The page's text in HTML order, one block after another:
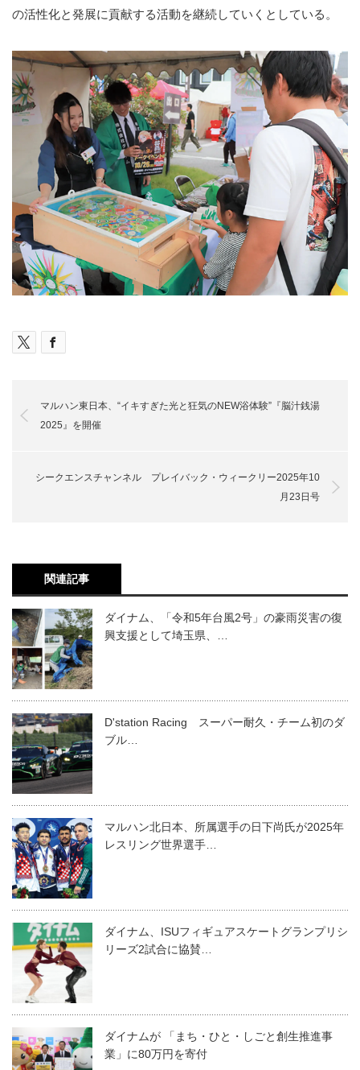
の活性化と発展に貢献する活動を継続していくとしている。
マルハン東日本、“イキすぎた光と狂気のNEW浴体験”『脳汁銭湯
2025』を開催
シークエンスチャンネル プレイバック・ウィークリー2025年10
月23日号
関連記事
ダイナム、「令和5年台風2号」の豪雨災害の復
興支援として埼玉県、…
D'station Racing スーパー耐久・チーム初のダ
ブル…
マルハン北日本、所属選手の日下尚氏が2025年
レスリング世界選手…
ダイナム、ISUフィギュアスケートグランプリシ
リーズ2試合に協賛…
ダイナムが 「まち・ひと・しごと創生推進事
業」に80万円を寄付